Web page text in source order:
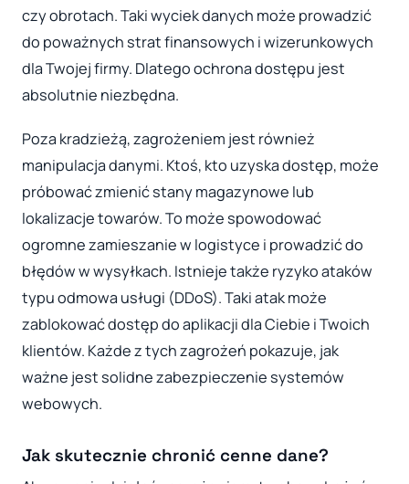
czy obrotach. Taki wyciek danych może prowadzić
do poważnych strat finansowych i wizerunkowych
dla Twojej firmy. Dlatego ochrona dostępu jest
absolutnie niezbędna.
Poza kradzieżą, zagrożeniem jest również
manipulacja danymi. Ktoś, kto uzyska dostęp, może
próbować zmienić stany magazynowe lub
lokalizacje towarów. To może spowodować
ogromne zamieszanie w logistyce i prowadzić do
błędów w wysyłkach. Istnieje także ryzyko ataków
typu odmowa usługi (DDoS). Taki atak może
zablokować dostęp do aplikacji dla Ciebie i Twoich
klientów. Każde z tych zagrożeń pokazuje, jak
ważne jest solidne zabezpieczenie systemów
webowych.
Jak skutecznie chronić cenne dane?